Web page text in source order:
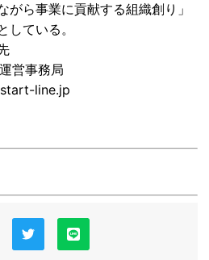
がら事業に貢献する組織創り」
している。
営事務局
line.jp